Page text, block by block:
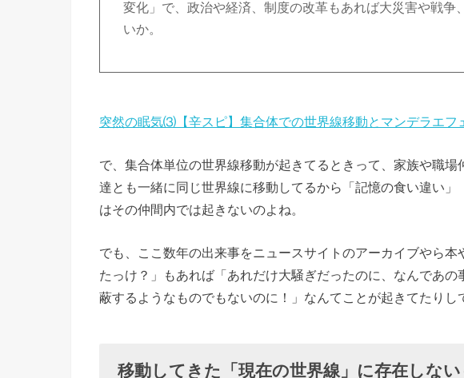
変化」で、政治や経済、制度の改革もあれば大災害や戦争
いか。
突然の眠気⑶【辛スピ】集合体での世界線移動とマンデラエフ
で、集合体単位の世界線移動が起きてるときって、家族や職場
達とも一緒に同じ世界線に移動してるから「記憶の食い違い」
はその仲間内では起きないのよね。
でも、ここ数年の出来事をニュースサイトのアーカイブやら
たっけ？」もあれば「あれだけ大騒ぎだったのに、なんであ
蔽するようなものでもないのに！」なんてことが起きてたりし
移動してきた「現在の世界線」に存在しな